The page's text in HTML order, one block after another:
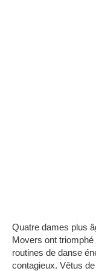
Quatre dames plus
Movers ont triomphé
routines de danse
contagieux. Vêtus